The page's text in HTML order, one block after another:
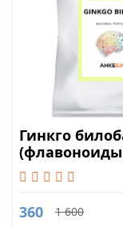
Гинкго
(флавоноиды
360 1 600